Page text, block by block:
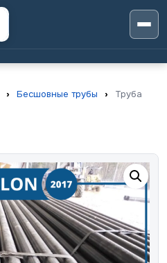
› Бесшовные трубы ›
Труба